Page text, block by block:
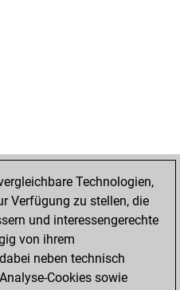
Technologien,
Verfügung zu stellen, die
und interessengerechte
von ihrem
neben technisch
Cookies sowie